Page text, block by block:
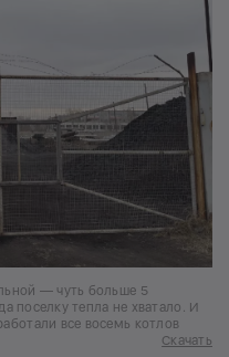
— чуть больше 5
поселку тепла не хватало. И
все восемь котлов
Скачать